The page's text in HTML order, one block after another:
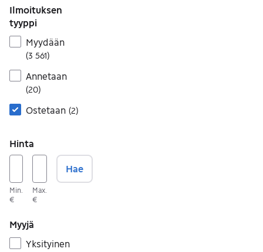
Ilmoituksen
tyyppi
Myydään
(3 561)
Annetaan
(20)
Ostetaan (2)
Hinta
Min.
€
Max.
€
Hae
Myyjä
Yksityinen